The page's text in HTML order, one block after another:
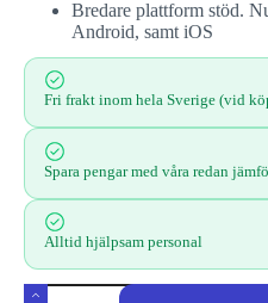
Bredare plattform stöd.
Android, samt iOS
Fri frakt inom hela Sverige (vid
Spara pengar med våra redan
Alltid hjälpsam personal